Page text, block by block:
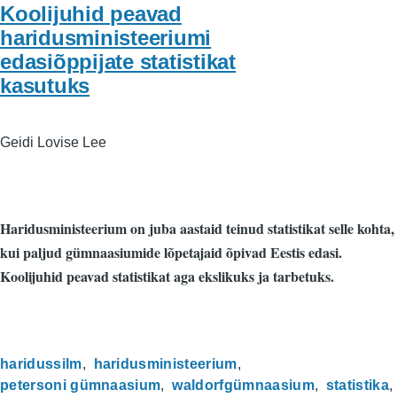
Koolijuhid peavad
haridusministeeriumi
edasiõppijate statistikat
kasutuks
Geidi Lovise Lee
Haridusministeerium on juba aastaid teinud statistikat selle kohta,
kui paljud gümnaasiumide lõpetajaid õpivad Eestis edasi.
Koolijuhid peavad statistikat aga ekslikuks ja tarbetuks.
haridussilm
haridusministeerium
petersoni gümnaasium
waldorfgümnaasium statistika